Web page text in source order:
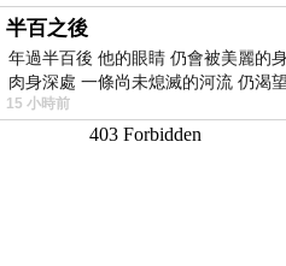
半百之後
年過半百後 他的眼睛 仍會被美麗的
肉身深處 一條尚未熄滅的河流 仍渴
15 小時前